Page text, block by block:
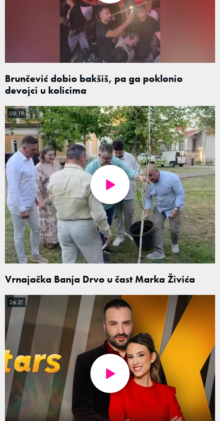
Brunčević dobio bakšiš, pa ga poklonio
devojci u kolicima
Vrnajačka Banja Drvo u čast Marka Živića
00:19
26:21